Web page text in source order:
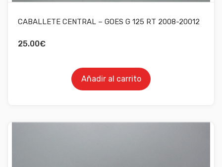
CABALLETE CENTRAL – GOES G 125 RT 2008-20012
25.00€
Añadir al carrito